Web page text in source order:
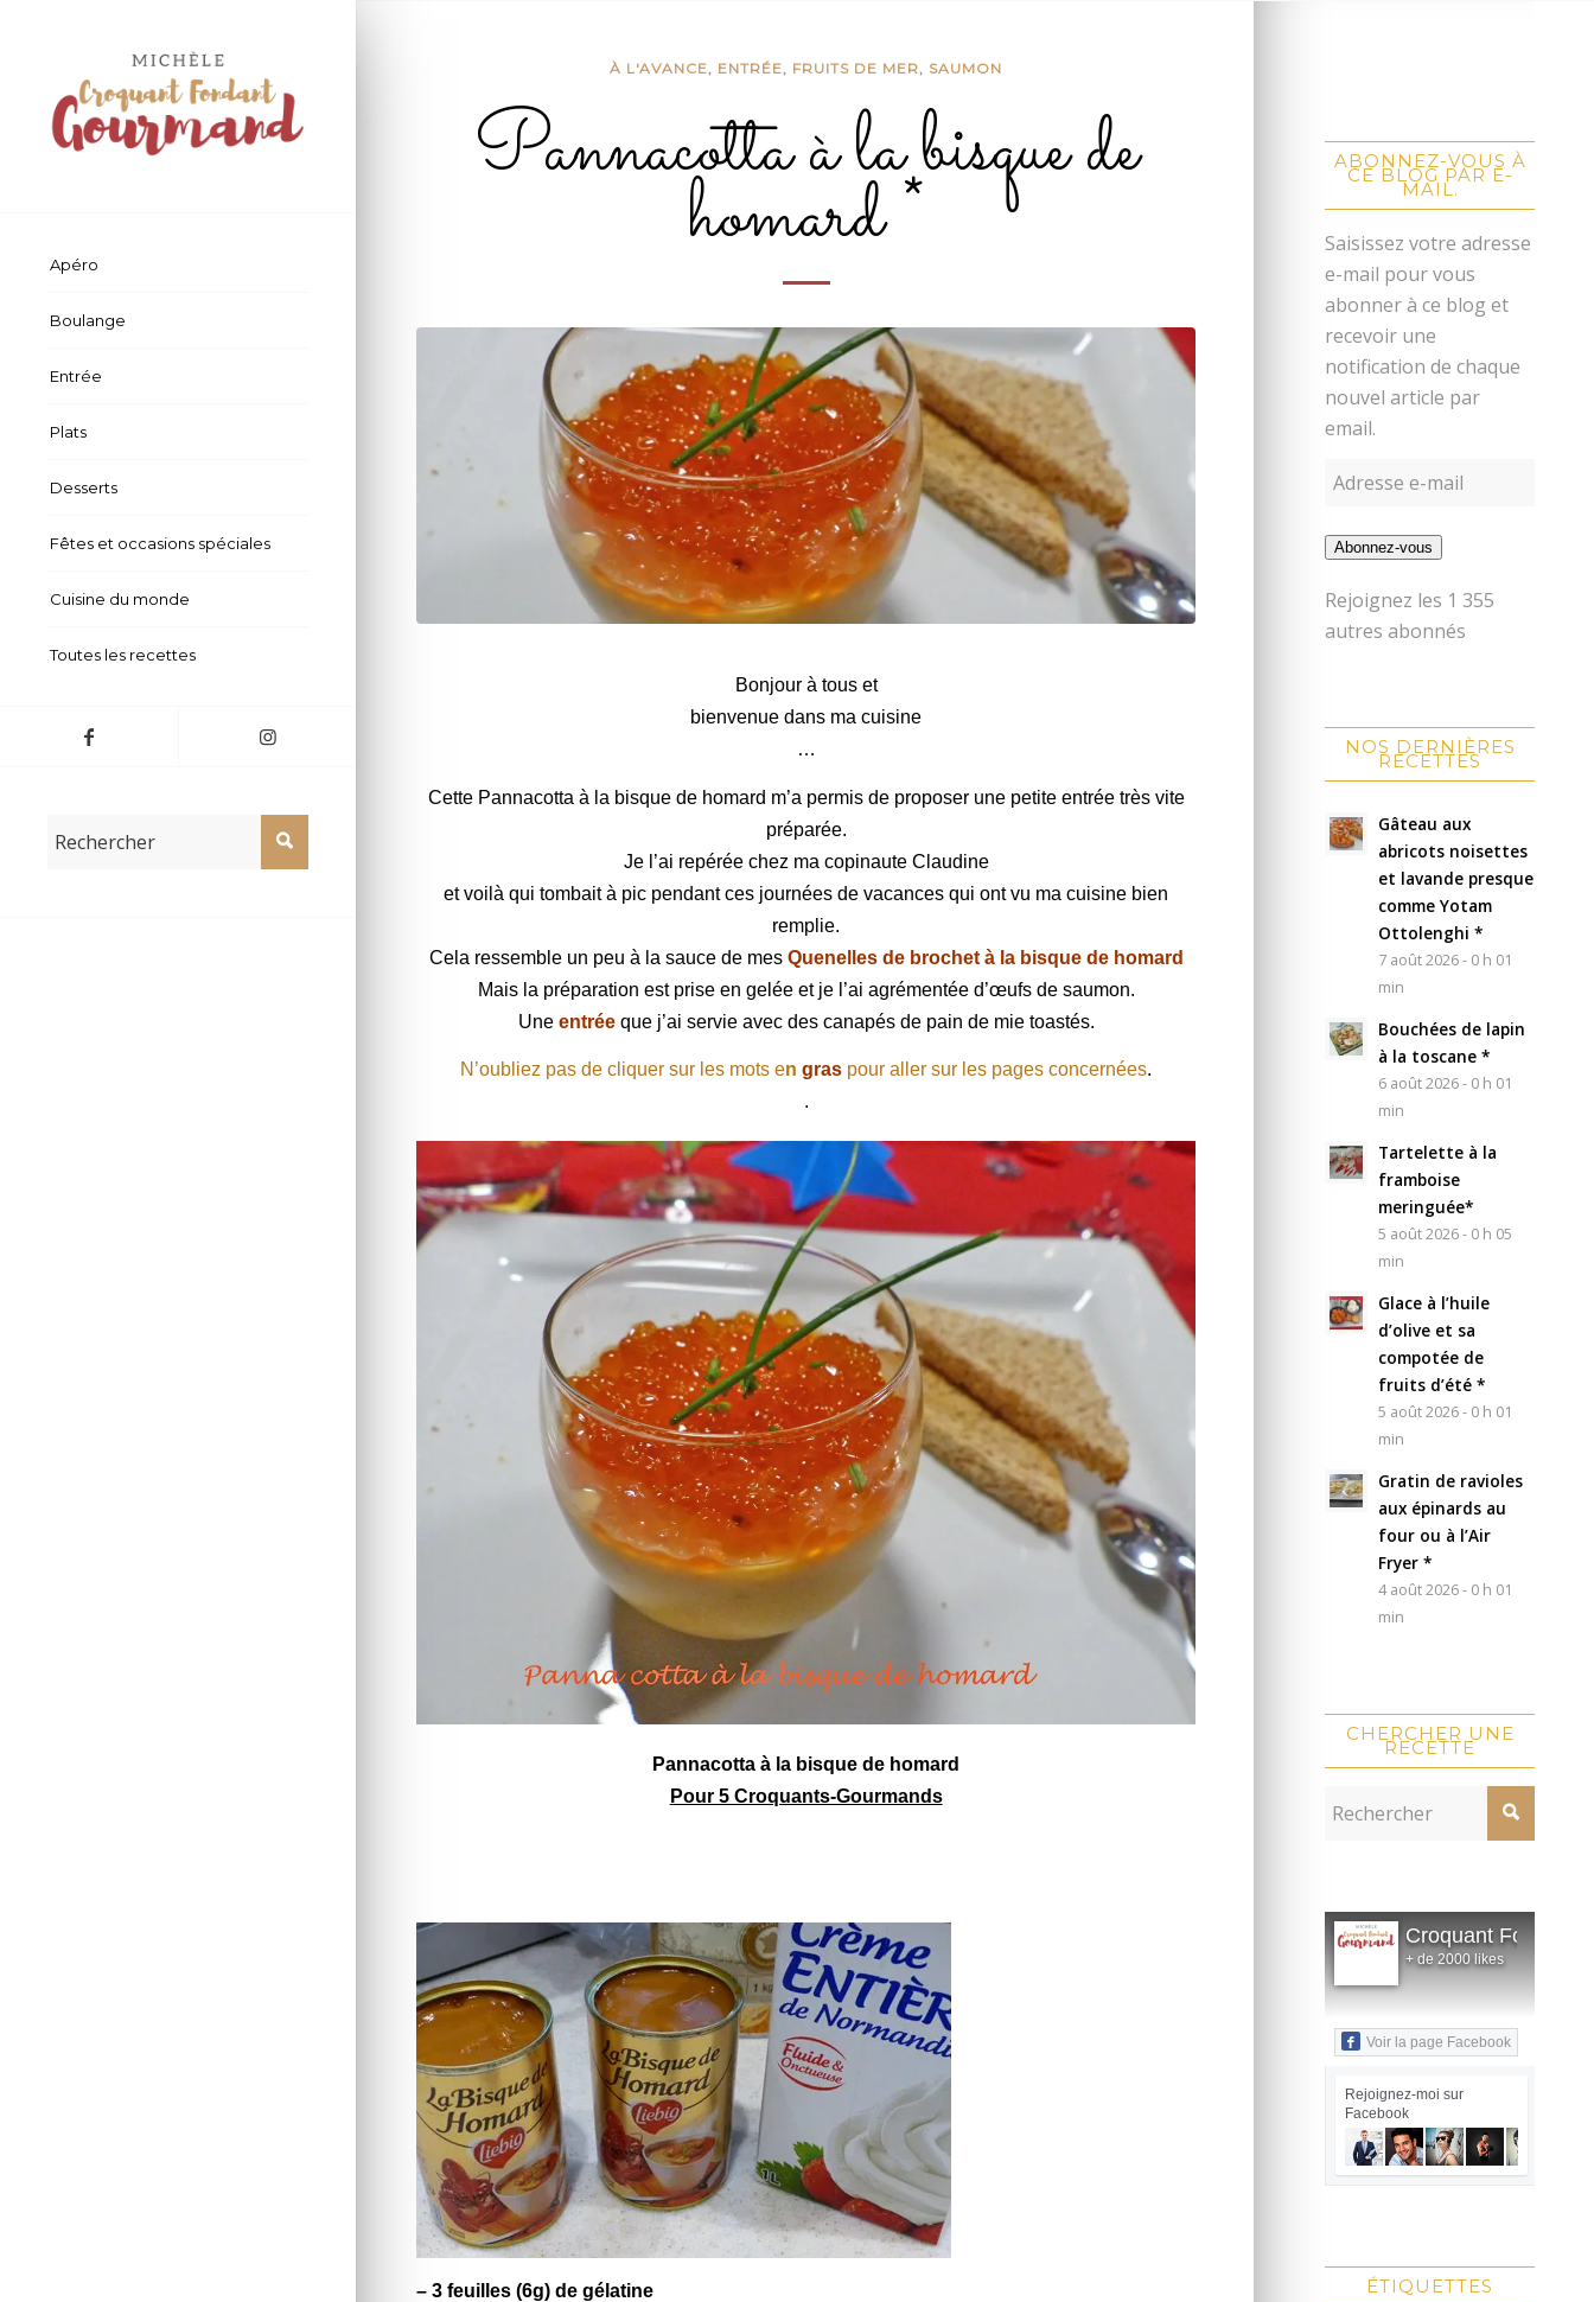
Apéro
Boulange
Entrée
Plats
Desserts
Fêtes et occasions spéciales
Cuisine du monde
Toutes les recettes
À L'AVANCE, ENTRÉE, FRUITS DE MER, SAUMON
Pannacotta à la bisque de
homard *
Bonjour à tous et
bienvenue dans ma cuisine
…
Cette Pannacotta à la bisque de homard m’a permis de proposer une petite entréetrès vite
préparée.
Je l’ai repérée chez ma copinaute Claudine
et voilà qui tombait à pic pendant ces journées de vacances qui ont vu ma cuisine bien
remplie.
Cela ressemble un peu à la sauce de mes Quenelles de brochet à la bisque de homard
Mais la préparation est prise en gelée et je l’ai agrémentée d’œufs de saumon.
Une entréeque j’ai servie avec des canapés de pain de mie toastés.
N’oubliez pas de cliquer sur les mots en gras pour aller sur les pages concernées.
.
Pannacotta à la bisque de homard
Pour 5 Croquants-Gourmands
– 3 feuilles (6g) de gélatine
ABONNEZ-VOUS À
CE BLOG PAR E-
MAIL.
Saisissez votre adresse
e-mail pour vous
abonner à ce blog et
recevoir une
notification de chaque
nouvel article par
email.
Abonnez-vous
Rejoignez les 1 355
autres abonnés
NOS DERNIÈRES
RECETTES
Gâteau aux
abricots noisettes
et lavande presque
comme Yotam
Ottolenghi *
7 août 2026 - 0 h 01
min
Bouchées de lapin
à la toscane *
6 août 2026 - 0 h 01
min
Tartelette à la
framboise
meringuée*
5 août 2026 - 0 h 05
min
Glace à l’huile
d’olive et sa
compotée de
fruits d’été *
5 août 2026 - 0 h 01
min
Gratin de ravioles
aux épinards au
four ou à l’Air
Fryer *
4 août 2026 - 0 h 01
min
CHERCHER UNE
RECETTE
Croquant Fondant
+ de 2000 likes
Voir la page Facebook
Rejoignez-moi sur
Facebook
ÉTIQUETTES